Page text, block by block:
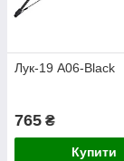
Лук-19 A06-Black
765 ₴
Купити